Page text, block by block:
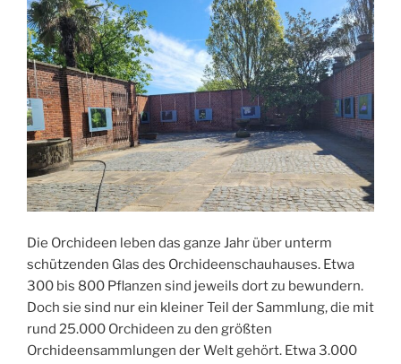
Die Orchideen leben das ganze Jahr über unterm
schützenden Glas des Orchideenschauhauses. Etwa
300 bis 800 Pflanzen sind jeweils dort zu bewundern.
Doch sie sind nur ein kleiner Teil der Sammlung, die mit
rund 25.000 Orchideen zu den größten
Orchideensammlungen der Welt gehört. Etwa 3.000